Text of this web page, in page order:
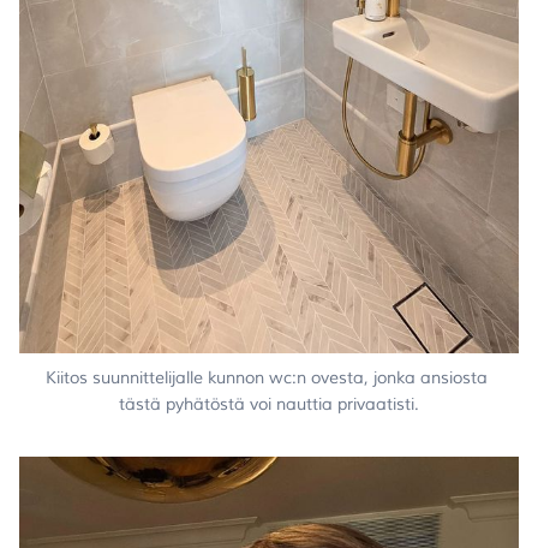
Kiitos suunnittelijalle kunnon wc:n ovesta, jonka ansiosta
tästä pyhätöstä voi nauttia privaatisti.